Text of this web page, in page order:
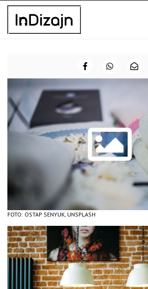
Skip
content
FOTO: OSTAP SENYUK, UNSPLASH